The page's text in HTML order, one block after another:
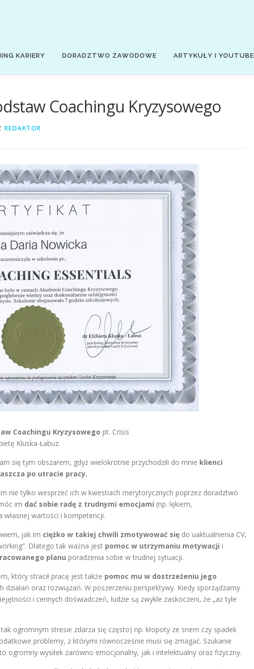
KARIERY DORADZTWO ZAWODOWE ARTYKUŁY I YOUTUBE
Coachingu Kryzysowego
REDAKTOR
Coachingu Kryzysowego pt. Crisis
Kluska-Łabuz.
się tym obszarem, gdyż wielokrotnie przychodzili do mnie klienci
po utracie pracy.
nie tylko wesprzeć ich w kwestiach merytorycznych poprzez doradztwo
im dać sobie radę z trudnymi emocjami (np. lękiem,
własnej wartości i kompetencji.
jak im ciężko w takiej chwili zmotywować się do uaktualnienia CV,
Dlatego tak ważna jest pomoc w utrzymaniu motywacji i
planu poradzenia sobie w trudnej sytuacji.
który stracił pracę jest także pomoc mu w dostrzeżeniu jego
działań oraz rozwiązań. W poszerzeniu perspektywy. Kiedy sporządzamy
i cennych doświadczeń, ludzie są zwykle zaskoczeni, że „aż tyle
ogromnym stresie zdarza się często) np. kłopoty ze snem czy spadek
problemy, z którymi równocześnie musi się zmagać. Szukanie
ogromny wysiłek zarówno emocjonalny, jak i intelektualny oraz fizyczny.